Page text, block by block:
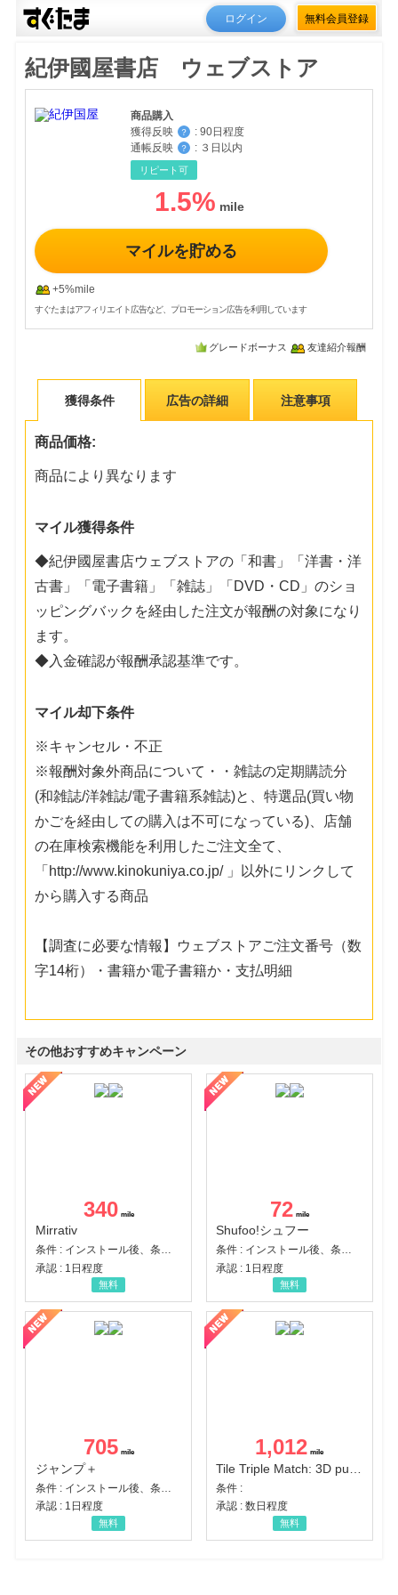
ログイン 無料会員登録
紀伊國屋書店 ウェブストア
商品購入
獲得反映
？ : 90日程度
通帳反映
？ : ３日以内
リピート可
1.5%
マイルを貯める
+5%mile
すぐたまはアフィリエイト広告など、プロモーション広告を利用しています
グレードボーナス 友達紹介報酬
獲得条件 広告の詳細 注意事項
商品価格:
商品により異なります
マイル獲得条件
◆紀伊國屋書店ウェブストアの「和書」「洋書・洋
古書」「電子書籍」「雑誌」「DVD・CD」のショ
ッピングバックを経由した注文が報酬の対象になり
ます。
◆入金確認が報酬承認基準です。
マイル却下条件
※キャンセル・不正
※報酬対象外商品について・・雑誌の定期購読分
(和雑誌/洋雑誌/電子書籍系雑誌)と、特選品(買い物
かごを経由しての購入は不可になっている)、店舗
の在庫検索機能を利用したご注文全て、
「http://www.kinokuniya.co.jp/ 」以外にリンクして
から購入する商品
【調査に必要な情報】ウェブストアご注文番号（数
字14桁）・書籍か電子書籍か・支払明細
その他おすすめキャンペーン
340
Mirrativ
条件 : インストール後、条件達成
承認 : 1日程度
無料
72
Shufoo!シュフー
条件 : インストール後、条件達成
承認 : 1日程度
無料
705
ジャンプ＋
承認 : 1日程度
無料
1,012
条件 :
承認 : 数日程度
無料